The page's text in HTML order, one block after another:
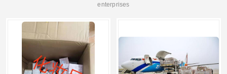
enterprises